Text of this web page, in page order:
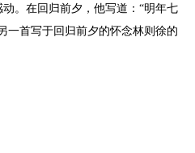
。在回归前夕，他写道：“明年七
一首写于回归前夕的怀念林则徐的